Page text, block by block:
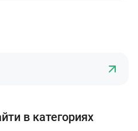
в категориях